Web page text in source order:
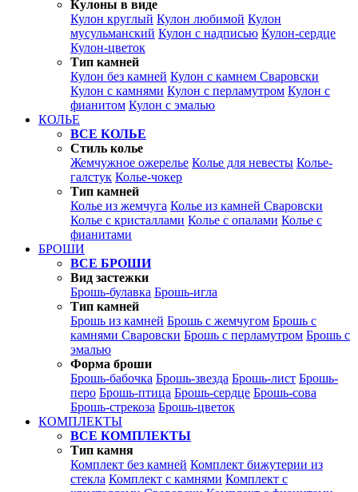
Кулоны в виде
Кулон круглый Кулон любимой Кулон
мусульманский Кулон с надписью Кулон-сердце
Кулон-цветок
Тип камней
Кулон без камней Кулон с камнем Сваровски
Кулон с камнями Кулон с перламутром Кулон с
фианитом Кулон с эмалью
КОЛЬЕ
ВСЕ КОЛЬЕ
Стиль колье
Жемчужное ожерелье Колье для невесты Колье-
галстук Колье-чокер
Тип камней
Колье из жемчуга Колье из камней Сваровски
Колье с кристаллами Колье с опалами Колье с
фианитами
БРОШИ
ВСЕ БРОШИ
Вид застежки
Брошь-булавка Брошь-игла
Тип камней
Брошь из камней Брошь с жемчугом Брошь с
камнями Сваровски Брошь с перламутром Брошь с
эмалью
Форма броши
Брошь-бабочка Брошь-звезда Брошь-лист Брошь-
перо Брошь-птица Брошь-сердце Брошь-сова
Брошь-стрекоза Брошь-цветок
КОМПЛЕКТЫ
ВСЕ КОМПЛЕКТЫ
Тип камня
Комплект без камней Комплект бижутерии из
стекла Комплект с камнями Комплект с